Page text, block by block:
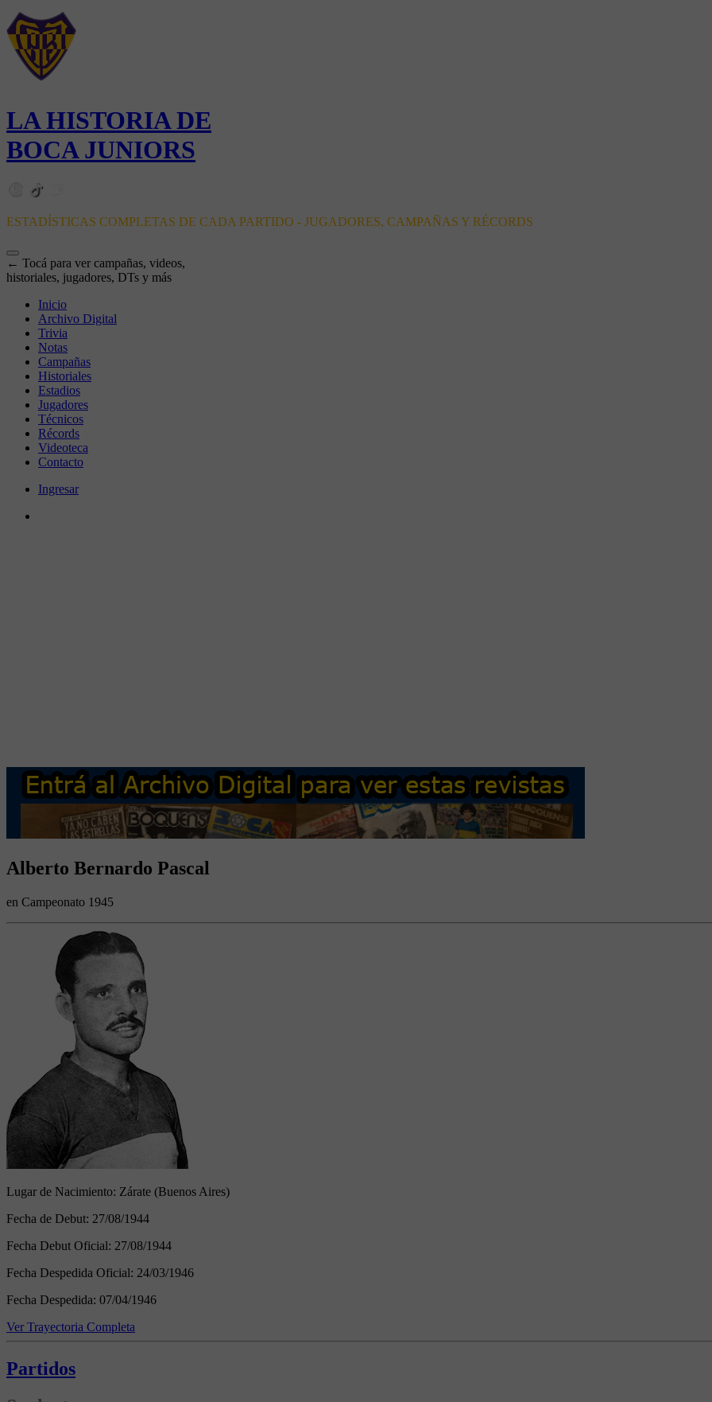
LA HISTORIA DE
BOCA JUNIORS
ESTADÍSTICAS COMPLETAS DE CADA PARTIDO - JUGADORES, CAMPAÑAS Y RÉCORDS
← Tocá para ver campañas, videos,
historiales, jugadores, DTs y más
Inicio
Archivo Digital
Trivia
Notas
Campañas
Historiales
Estadios
Jugadores
Técnicos
Récords
Videoteca
Contacto
Ingresar
Alberto Bernardo Pascal
en Campeonato 1945
Lugar de Nacimiento: Zárate (Buenos Aires)
Fecha de Debut: 27/08/1944
Fecha Debut Oficial: 27/08/1944
Fecha Despedida Oficial: 24/03/1946
Fecha Despedida: 07/04/1946
Ver Trayectoria Completa
Partidos